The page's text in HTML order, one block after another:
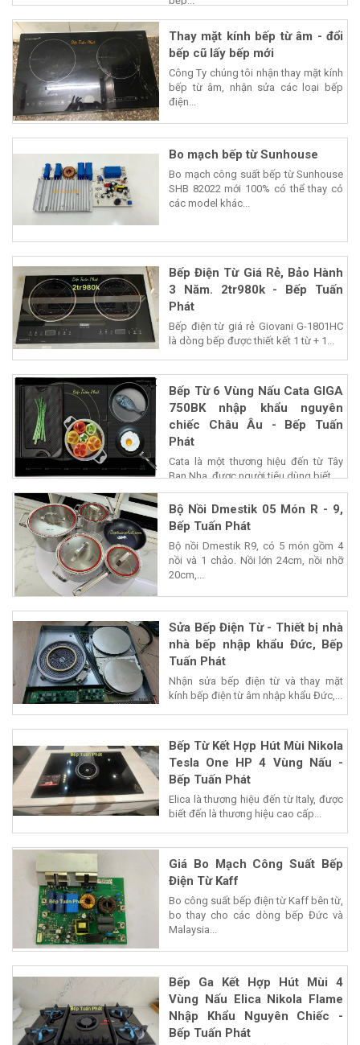
Thay mặt kính bếp từ âm - đổi
bếp cũ lấy bếp mới
Công Ty chúng tôi nhận thay mặt kính
bếp từ âm, nhận sửa các loại bếp
điện...
Bo mạch bếp từ Sunhouse
Bo mạch công suất bếp từ Sunhouse
SHB 82022 mới 100% có thể thay có
các model khác...
Bếp Điện Từ Giá Rẻ, Bảo Hành
3 Năm. 2tr980k - Bếp Tuấn
Phát
Bếp điện từ giá rẻ Giovani G-1801HC
là dòng bếp được thiết kết 1 từ + 1...
Bếp Từ 6 Vùng Nấu Cata GIGA
750BK nhập khẩu nguyên
chiếc Châu Âu - Bếp Tuấn
Phát
Cata là một thương hiệu đến từ Tây
Ban Nha, được người tiêu dùng biết...
Bộ Nồi Dmestik 05 Món R - 9,
Bếp Tuấn Phát
Bộ nồi Dmestik R9, có 5 món gồm 4
nồi và 1 chảo. Nồi lớn 24cm, nồi nhỡ
20cm,...
Sửa Bếp Điện Từ - Thiết bị nhà
nhà bếp nhập khẩu Đức, Bếp
Tuấn Phát
Nhận sửa bếp điện từ và thay mặt
kính bếp điện từ âm nhập khẩu Đức,...
Bếp Từ Kết Hợp Hút Mùi Nikola
Tesla One HP 4 Vùng Nấu -
Bếp Tuấn Phát
Elica là thương hiệu đến từ Italy, được
biết đến là thương hiệu cao cấp...
Giá Bo Mạch Công Suất Bếp
Điện Từ Kaff
Bo công suất bếp điện từ Kaff bên từ,
bo thay cho các dòng bếp Đức và
Malaysia...
Bếp Ga Kết Hợp Hút Mùi 4
Vùng Nấu Elica Nikola Flame
Nhập Khẩu Nguyên Chiếc -
Bếp Tuấn Phát